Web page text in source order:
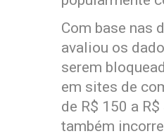
Com base nas
avaliou os
serem
em sites de
de R$ 150 a
também